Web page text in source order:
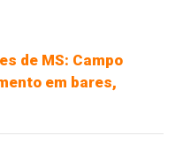
de MS: Campo
em bares,